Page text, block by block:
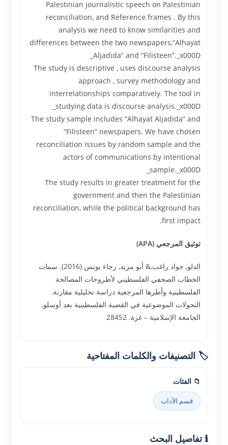
Palestinian journalistic speech on Palestinian
reconciliation, and Reference frames . By this
analysis we need to know similarities and
differences between the two newspapers,”Alhayat
Aljadida” and “Filisteen”._x000D_
The study is descriptive , uses discourse analysis
approach , survey methodology and
interrelationships comparatively. The tool in
studying data is discourse analysis._x000D_
The study sample includes “Alhayat Aljadida” and
“Filisteen” newspapers. We have chosen
reconciliation issues by random sample and the
actors of communications by intentional
sample._x000D_
The study results in greater treatment for the
government and then the Palestinian
reconciliation, while the political background has
first impact.
توثيق المرجعي (APA)
الدلو, جواد راغب,& أبو مزيد, رجاء يونس (2016). سمات
الخطاب الصحفي الفلسطيني لأطروحات المصالحة
الفلسطينية وأطرها المرجعية دراسة تحليلية مقارنة.
التحولات الموضوعية في القضية الفلسطينية بعد أوسلو,
الجامعة الإسلامية – غزة. 28452
🏷️ التصنيفات والكلمات المفتاحية
📁 الفئات
قسم الآداب
ℹ️ تفاصيل البحث